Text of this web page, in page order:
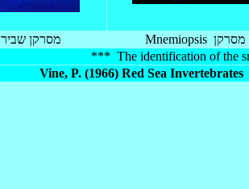
Leucothea מסרקן שביר
Mnemiopsis מסרקן
*** The identification of the
Vine, P. (1966) Red Sea